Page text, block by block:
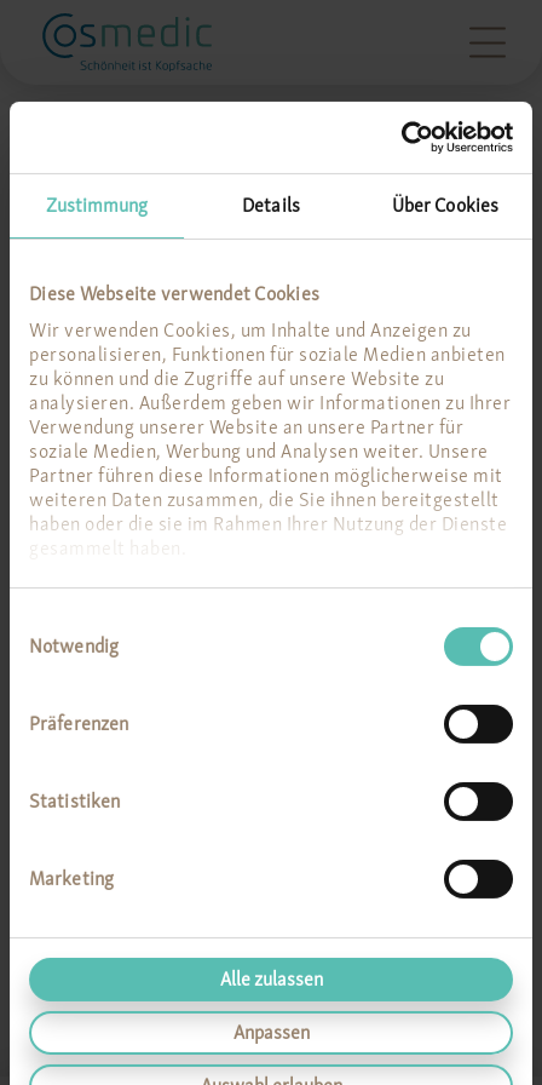
Zustimmung Details Über Cookies
Diese Webseite verwendet Cookies
Wir verwenden Cookies, um Inhalte und Anzeigen zu
personalisieren, Funktionen für soziale Medien anbieten
zu können und die Zugriffe auf unsere Website zu
analysieren. Außerdem geben wir Informationen zu Ihrer
Verwendung unserer Website an unsere Partner für
soziale Medien, Werbung und Analysen weiter. Unsere
Partner führen diese Informationen möglicherweise mit
weiteren Daten zusammen, die Sie ihnen bereitgestellt
haben oder die sie im Rahmen Ihrer Nutzung der Dienste
gesammelt haben.
Notwendig
Präferenzen
Statistiken
Marketing
Alle zulassen
Anpassen
Wo dürfen wir Ihnen
helfen?
München
Frankfurt